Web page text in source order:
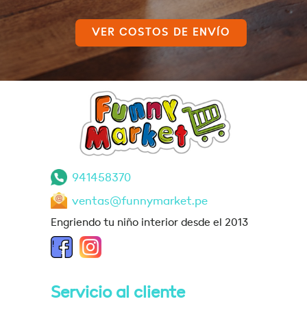
VER COSTOS DE ENVÍO
941458370
ventas@funnymarket.pe
Engriendo tu niño interior desde el 2013
Servicio al cliente